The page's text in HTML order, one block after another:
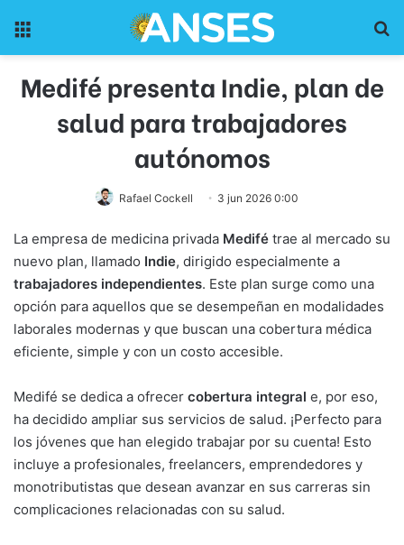
Medifé presenta Indie, plan de
salud para trabajadores
autónomos
Rafael Cockell 3 jun 2026 0:00
La empresa de medicina privada Medifé trae al mercado su
nuevo plan, llamado Indie, dirigido especialmente a
trabajadores independientes. Este plan surge como una
opción para aquellos que se desempeñan en modalidades
laborales modernas y que buscan una cobertura médica
eficiente, simple y con un costo accesible.
Medifé se dedica a ofrecer cobertura integral e, por eso,
ha decidido ampliar sus servicios de salud. ¡Perfecto para
los jóvenes que han elegido trabajar por su cuenta! Esto
incluye a profesionales, freelancers, emprendedores y
monotributistas que desean avanzar en sus carreras sin
complicaciones relacionadas con su salud.